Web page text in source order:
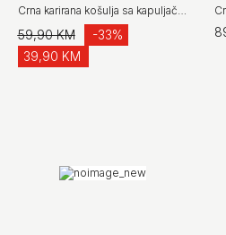
59,90 KM
39,90 KM
-33%